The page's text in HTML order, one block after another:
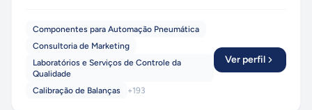
na Calibração e Reparo de: Manômetros Digitais
e Analógicos, Manovacuômetro, Transmissores,
Controladores, Pressostatos, Válvulas,
etc.
Componentes para Automação Pneumática
Consultoria de Marketing
Laboratórios e Serviços de Controle da
Qualidade
Calibração de Balanças
+193
Ver perfil